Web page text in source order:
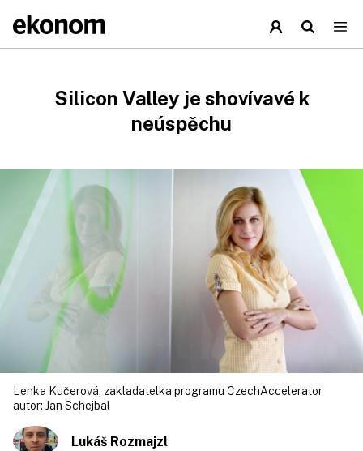
Silicon Valley je shovívavé k
neúspěchu
Lenka Kučerová, zakladatelka programu CzechAccelerator
autor: Jan Schejbal
Lukáš Rozmajzl